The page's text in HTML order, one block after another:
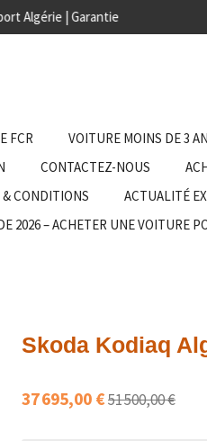
Algérie | Garantie
FCR VOITURE MOINS DE 3
CONTACTEZ-NOUS
& CONDITIONS
ACTUALITÉ
2026 – ACHETER UNE VOITURE
Skoda Kodiaq
37 695,00 €51 500,00 €